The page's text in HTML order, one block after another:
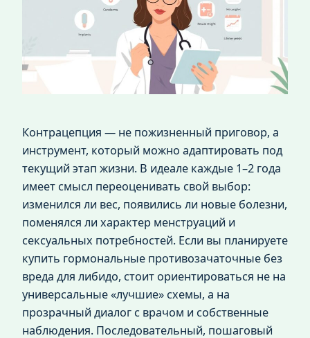
Контрацепция — не пожизненный приговор, а
инструмент, который можно адаптировать под
текущий этап жизни. В идеале каждые 1–2 года
имеет смысл переоценивать свой выбор:
изменился ли вес, появились ли новые болезни,
поменялся ли характер менструаций и
сексуальных потребностей. Если вы планируете
купить гормональные противозачаточные без
вреда для либидо, стоит ориентироваться не на
универсальные «лучшие» схемы, а на
прозрачный диалог с врачом и собственные
наблюдения. Последовательный, пошаговый